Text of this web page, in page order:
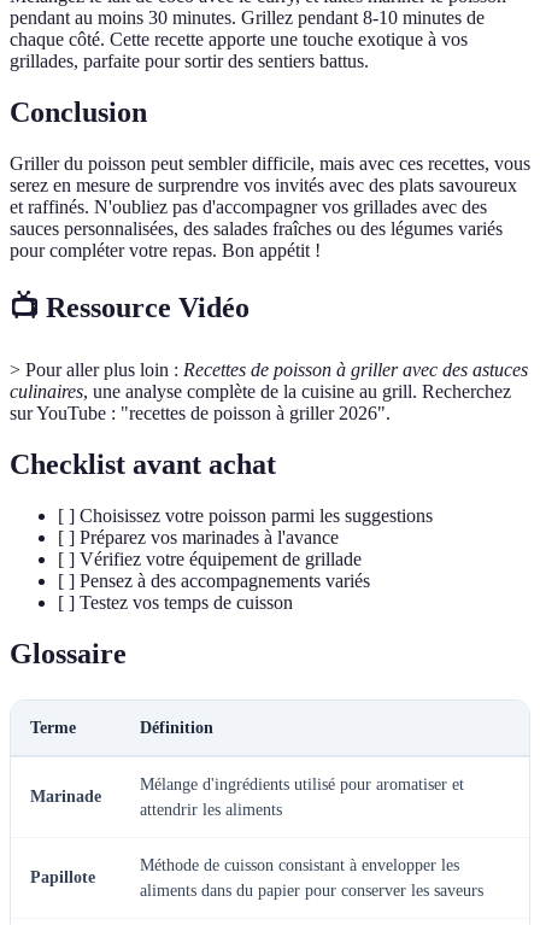
pendant au moins 30 minutes. Grillez pendant 8-10 minutes de
chaque côté. Cette recette apporte une touche exotique à vos
grillades, parfaite pour sortir des sentiers battus.
Conclusion
Griller du poisson peut sembler difficile, mais avec ces recettes, vous
serez en mesure de surprendre vos invités avec des plats savoureux
et raffinés. N'oubliez pas d'accompagner vos grillades avec des
sauces personnalisées, des salades fraîches ou des légumes variés
pour compléter votre repas. Bon appétit !
📺 Ressource Vidéo
> Pour aller plus loin : Recettes de poisson à griller avec des astuces
culinaires, une analyse complète de la cuisine au grill. Recherchez
sur YouTube : "recettes de poisson à griller 2026".
Checklist avant achat
[ ] Choisissez votre poisson parmi les suggestions
[ ] Préparez vos marinades à l'avance
[ ] Vérifiez votre équipement de grillade
[ ] Pensez à des accompagnements variés
[ ] Testez vos temps de cuisson
Glossaire
Terme Définition
Marinade
Mélange d'ingrédients utilisé pour aromatiser et
attendrir les aliments
Papillote
Méthode de cuisson consistant à envelopper les
aliments dans du papier pour conserver les saveurs